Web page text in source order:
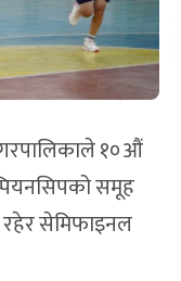
१०औं
समूह
सेमिफाइनल